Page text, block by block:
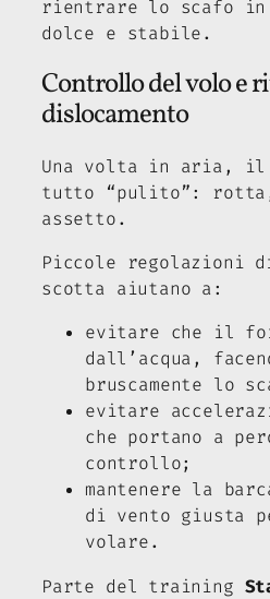
rientrare lo scafo in
dolce e stabile.
Controllo del volo e
dislocamento
Una volta in aria, il
tutto “pulito”:
assetto.
Piccole regolazioni
scotta aiutano a:
evitare che il
dall’acqua,
bruscamente lo
evitare
che portano a
controllo;
mantenere la
di vento giusta
volare.
Parte del training